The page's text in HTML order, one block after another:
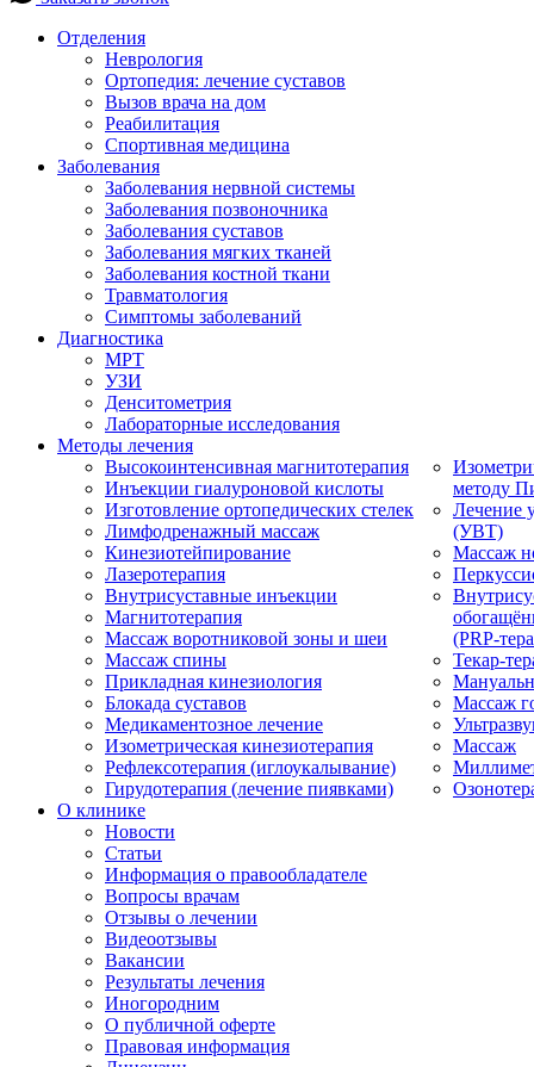
Отделения
Неврология
Ортопедия: лечение суставов
Вызов врача на дом
Реабилитация
Спортивная медицина
Заболевания
Заболевания нервной системы
Заболевания позвоночника
Заболевания суставов
Заболевания мягких тканей
Заболевания костной ткани
Травматология
Симптомы заболеваний
Диагностика
МРТ
УЗИ
Денситометрия
Лабораторные исследования
Методы лечения
Высокоинтенсивная магнитотерапия
Инъекции гиалуроновой кислоты
Изготовление ортопедических стелек
Лимфодренажный массаж
Кинезиотейпирование
Лазеротерапия
Внутрисуставные инъекции
Магнитотерапия
Массаж воротниковой зоны и шеи
Массаж спины
Прикладная кинезиология
Блокада суставов
Медикаментозное лечение
Изометрическая кинезиотерапия
Рефлексотерапия (иглоукалывание)
Гирудотерапия (лечение пиявками)
методу
Лечение
(УВТ)
Массаж
(PRP-
Текар-
Массаж
Массаж
О клинике
Новости
Статьи
Информация о правообладателе
Вопросы врачам
Отзывы о лечении
Видеоотзывы
Вакансии
Результаты лечения
Иногородним
О публичной оферте
Правовая информация